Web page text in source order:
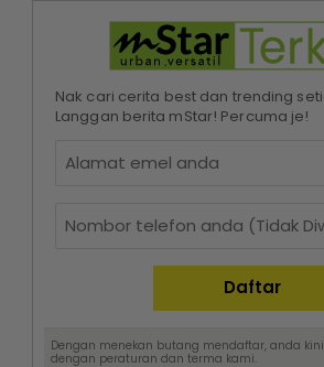
Nak cari cerita best dan trending
Langgan berita mStar! Percuma je!
Dengan menekan butang mendaftar, anda
dengan peraturan dan terma kami.